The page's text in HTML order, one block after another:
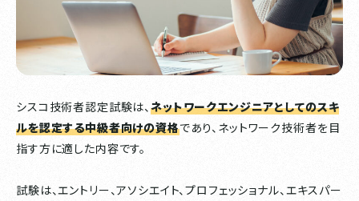
シスコ技術者認定試験は、ネットワークエンジニアとしてのスキ
ルを認定する中級者向けの資格であり、ネットワーク技術者を目
指す方に適した内容です。
試験は、エントリー、アソシエイト、プロフェッショナル、エキスパー